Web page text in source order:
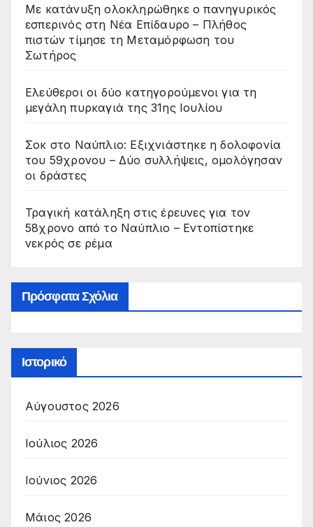
Με κατάνυξη ολοκληρώθηκε ο πανηγυρικός
εσπερινός στη Νέα Επίδαυρο – Πλήθος
πιστών τίμησε τη Μεταμόρφωση του
Σωτήρος
Ελεύθεροι οι δύο κατηγορούμενοι για τη
μεγάλη πυρκαγιά της 31ης Ιουλίου
Σοκ στο Ναύπλιο: Εξιχνιάστηκε η δολοφονία
του 59χρονου – Δύο συλλήψεις, ομολόγησαν
οι δράστες
Τραγική κατάληξη στις έρευνες για τον
58χρονο από το Ναύπλιο – Εντοπίστηκε
νεκρός σε ρέμα
Πρόσφατα Σχόλια
Ιστορικό
Αύγουστος 2026
Ιούλιος 2026
Ιούνιος 2026
Μάιος 2026